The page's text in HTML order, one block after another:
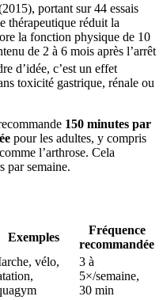
portant sur 44 essais
thérapeutique réduit la
la fonction physique de 10
de 2 à 6 mois après l’arrêt
d’idée, c’est un effet
toxicité gastrique, rénale ou
150 minutes par
pour les adultes, y compris
l’arthrose. Cela
par semaine.
Exemples
Fréquence
recommandée
vélo,
3 à
5×/semaine,
30 min